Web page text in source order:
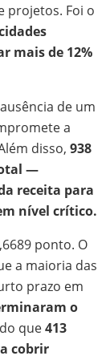
projetos. Foi o
mais de 12%
de um
a
disso, 938
—
receita para
nível crítico.
ponto. O
a maioria das
prazo em
o
que413
cobrir